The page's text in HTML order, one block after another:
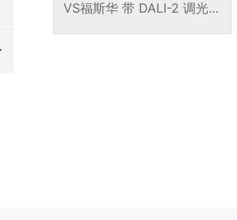
VS福斯华 带 DALI-2 调光接